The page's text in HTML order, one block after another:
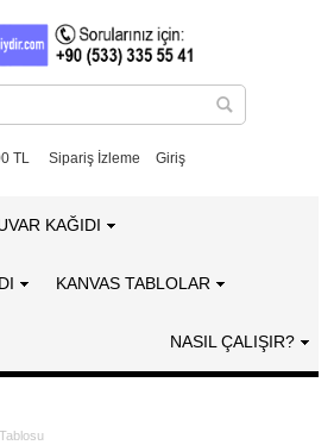
TL Sipariş İzleme Giriş
KAĞIDI
KANVAS TABLOLAR
NASIL ÇALIŞIR?